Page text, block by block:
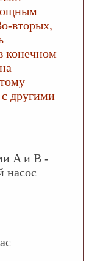
вторых,
конечном
другими
A и B -
насос